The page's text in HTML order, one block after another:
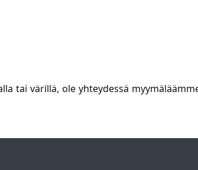
tai värillä, ole yhteydessä